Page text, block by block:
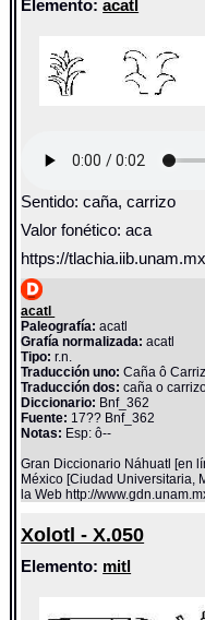
Elemento:acatl
Sentido: caña, carrizo
Valor fonético: aca
https://
acatl
Paleografía: acatl
Grafía normalizada: acatl
Tipo: r.n.
Traducción uno: Caña ô
Traducción dos: caña o
Diccionario: Bnf_362
Fuente: 17?? Bnf_362
Notas: Esp: ô--
Gran Diccionario Náhuatl [en
México [Ciudad Universitaria,
la Web http://
Xolotl - X.050
Elemento: mitl